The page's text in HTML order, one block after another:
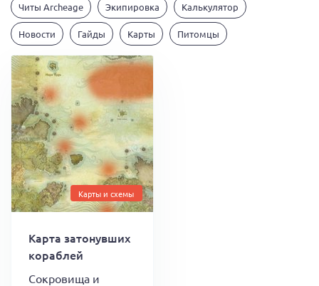
Читы Archeage Экипировка Калькулятор
Новости Гайды Карты Питомцы
Карты и схемы
Карта затонувших
кораблей
Сокровища и